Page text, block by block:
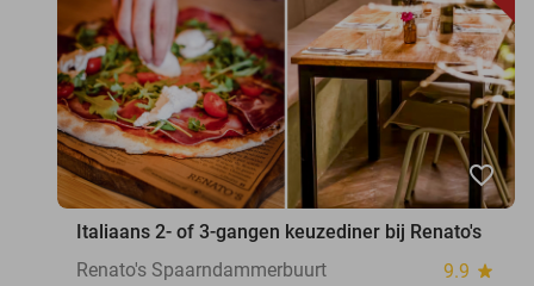
favorite_border
Italiaans 2- of 3-gangen keuzediner bij Renato's
Renato's Spaarndammerbuurt
9.9 star